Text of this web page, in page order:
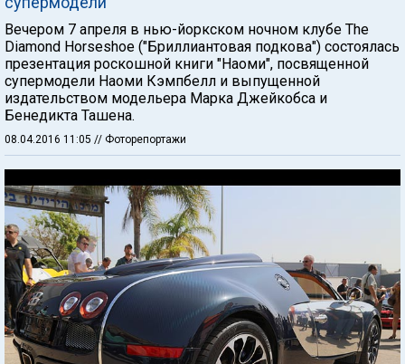
Вечером 7 апреля в нью-йоркском ночном клубе The
Diamond Horseshoe ("Бриллиантовая подкова") состоялась
презентация роскошной книги "Наоми", посвященной
супермодели Наоми Кэмпбелл и выпущенной
издательством модельера Марка Джейкобса и
Бенедикта Ташена.
08.04.2016 11:05 // Фоторепортажи